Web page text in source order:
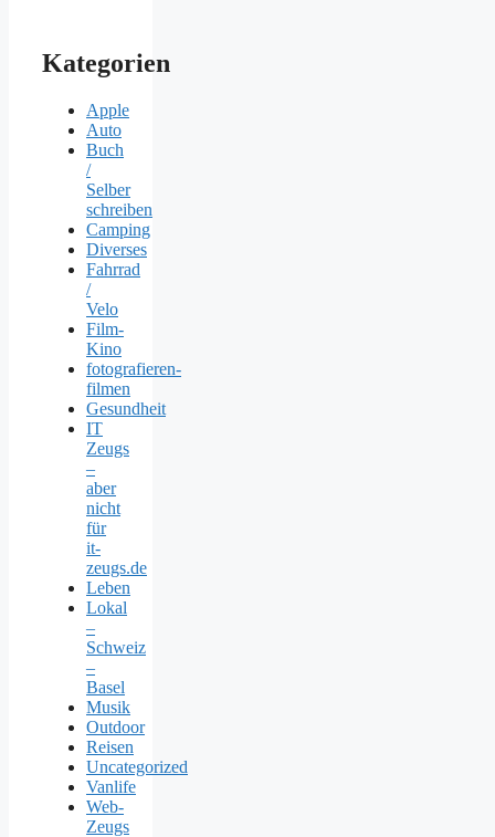
Kategorien
Apple
Auto
Buch
/
Selber
schreiben
Camping
Diverses
Fahrrad
/
Velo
Film-
Kino
fotografieren-
filmen
Gesundheit
IT
Zeugs
–
aber
nicht
für
it-
zeugs.de
Leben
Lokal
–
Schweiz
–
Basel
Musik
Outdoor
Reisen
Uncategorized
Vanlife
Web-
Zeugs